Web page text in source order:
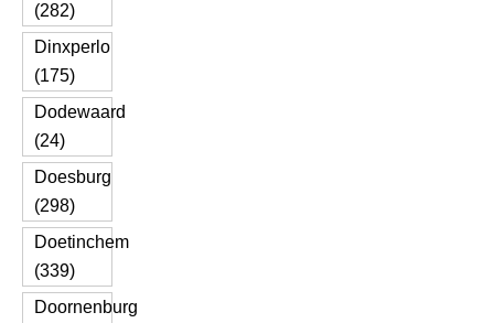
(282)
Dinxperlo
(175)
Dodewaard
(24)
Doesburg
(298)
Doetinchem
(339)
Doornenburg